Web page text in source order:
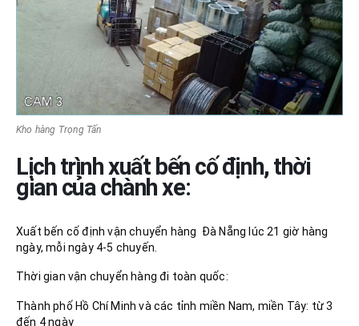
Kho hàng Trọng Tấn
Lịch trình xuất bến cố định, thời
gian của chành xe:
Xuất bến cố định vận chuyển hàng Đà Nẵng lúc 21 giờ hàng
ngày, mỗi ngày 4-5 chuyến.
Thời gian vận chuyển hàng đi toàn quốc:
Thành phố Hồ Chí Minh và các tỉnh miền Nam, miền Tây: từ 3
đến 4 ngày